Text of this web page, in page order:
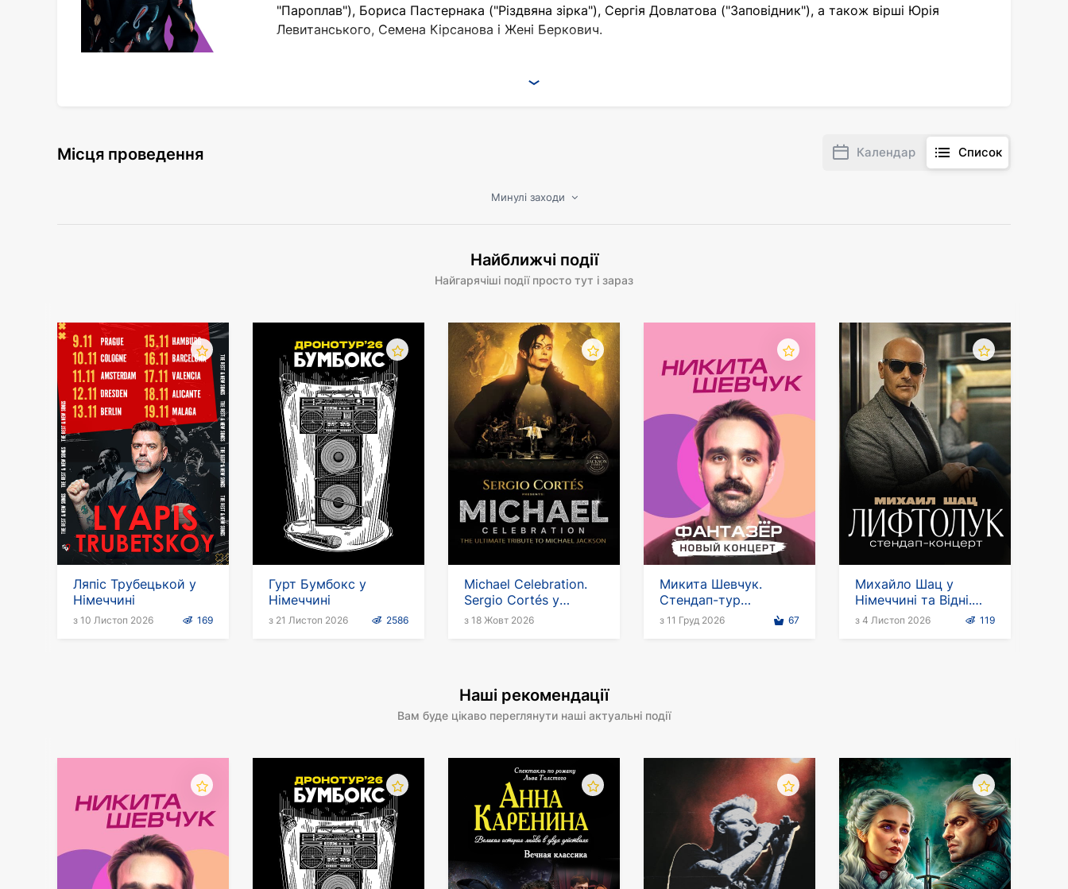
"Пароплав"), Бориса Пастернака ("Різдвяна зірка"), Сергія Довлатова ("Заповідник"), а також вірші Юрія
Левитанського, Семена Кірсанова і Жені Беркович.
Місця проведення Календар Список
Минулі заходи
Найближчі події
Найгарячіші події просто тут і зараз
Ляпіс Трубецькой у
Німеччині
з 10 Листоп 2026 169
Гурт Бумбокс у
Німеччині
з 21 Листоп 2026 2586
Michael Celebration.
Sergio Cortés у
Німеччині
з 18 Жовт 2026
Микита Шевчук.
Стендап-тур
«Фантазер»
з 11 Груд 2026 67
Михайло Шац у
Німеччині та Відні.
Стендап-тур
з 4 Листоп 2026 119
Наші рекомендації
Вам буде цікаво переглянути наші актуальні події